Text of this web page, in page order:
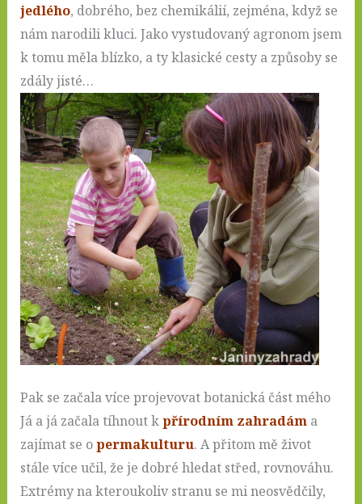
jedlého, dobrého, bez chemikálií, zejména, když se
nám narodili kluci. Jako vystudovaný agronom jsem
k tomu měla blízko, a ty klasické cesty a způsoby se
zdály jisté…
Pak se začala více projevovat botanická část mého
Já a já začala tíhnout kpřírodním zahradám a
zajímat se opermakulturu. A přitom mě život
stále více učil, že je dobré hledat střed, rovnováhu.
Extrémy na kteroukoliv stranu se mi neosvědčily,